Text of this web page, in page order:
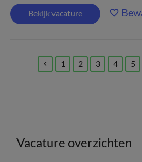
Bekijk vacature
1 2 3 4 5
Vacature overzichten